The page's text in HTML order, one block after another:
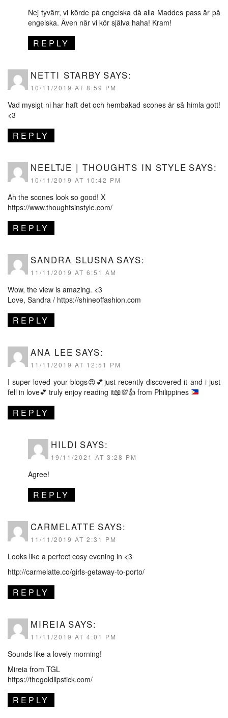
Nej tyvärr, vi körde på engelska då alla Maddes pass är på
engelska. Även när vi kör själva haha! Kram!
REPLY
NETTI STARBY SAYS:
10/11/2019 AT 8:59 PM
Vad mysigt ni har haft det och hembakad scones är så himla gott!
<3
REPLY
NEELTJE | THOUGHTS IN STYLE SAYS:
10/11/2019 AT 10:42 PM
Ah the scones look so good! X
https://www.thoughtsinstyle.com/
REPLY
SANDRA SLUSNA SAYS:
11/11/2019 AT 6:51 AM
Wow, the view is amazing. <3
Love, Sandra / https://shineoffashion.com
REPLY
ANA LEE SAYS:
11/11/2019 AT 12:51 PM
I super loved your blogs😍💕just recently discovered it and i just
fell in love💕 truly enjoy reading it📖💯👍 from Philippines
REPLY
HILDI SAYS:
19/11/2021 AT 3:28 PM
Agree!
REPLY
CARMELATTE SAYS:
11/11/2019 AT 2:31 PM
Looks like a perfect cosy evening in <3
http://carmelatte.co/girls-getaway-to-porto/
REPLY
MIREIA SAYS:
11/11/2019 AT 4:01 PM
Sounds like a lovely morning!
Mireia from TGL
https://thegoldlipstick.com/
REPLY